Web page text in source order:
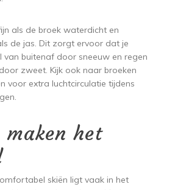
als de broek waterdicht en
de jas. Dit zorgt ervoor dat je
buitenaf door sneeuw en regen
zweet. Kijk ook naar broeken
voor extra luchtcirculatie tijdens
maken het
skiën ligt vaak in het